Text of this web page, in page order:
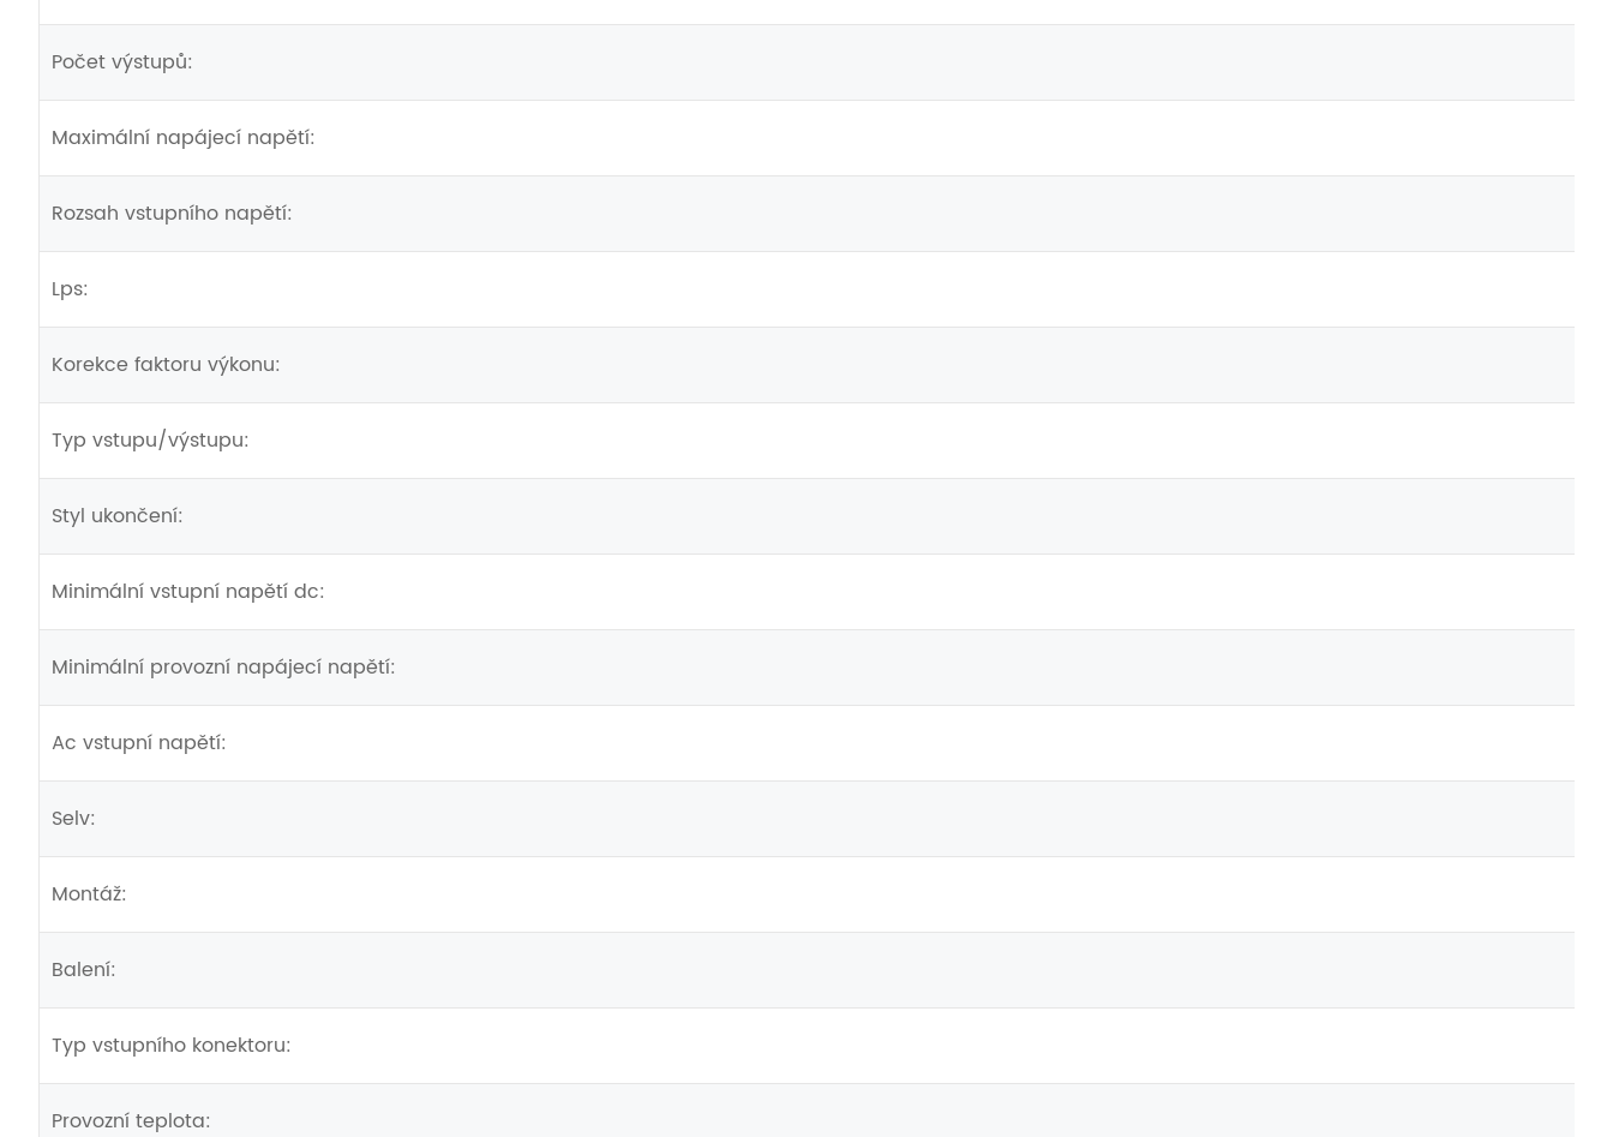
Počet výstupů:
Maximální napájecí napětí:
Rozsah vstupního napětí:
Lps:
Korekce faktoru výkonu:
Typ vstupu/výstupu:
Styl ukončení:
Minimální vstupní napětí dc:
Minimální provozní napájecí napětí:
Ac vstupní napětí:
Selv:
Montáž:
Balení:
Typ vstupního konektoru:
Provozní teplota: